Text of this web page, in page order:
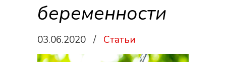
беременности
03.06.2020 / Статьи